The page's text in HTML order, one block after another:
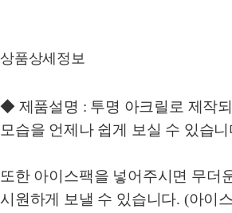
상품상세정보
◆ 제품설명 : 투명 아크릴로 제작
모습을 언제나 쉽게 보실 수 있습니
또한 아이스팩을 넣어주시면 무더
시원하게 보낼 수 있습니다. (아이